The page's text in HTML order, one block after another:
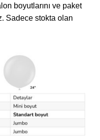
boyutlarını ve paket
Sadece stokta olan